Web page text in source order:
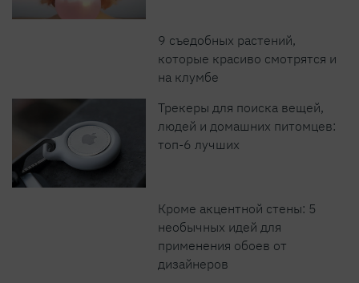
9 съедобных растений,
которые красиво смотрятся и
на клумбе
Трекеры для поиска вещей,
людей и домашних питомцев:
топ-6 лучших
Кроме акцентной стены: 5
необычных идей для
применения обоев от
дизайнеров